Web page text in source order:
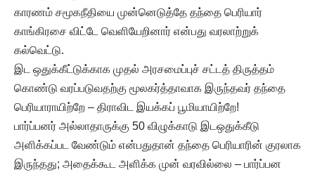
காரணம் சமூகநீதியை முன்னெடுத்தே தந்தை பெரியார்
காங்கிரசை விட்டே வெளியேறினார் என்பது வரலாற்றுக்
கல்வெட்டு.
இட ஒதுக்கீட்டுக்காக முதல் அரசமைப்புச் சட்டத் திருத்தம்
கொண்டு வரப்படுவதற்கு மூலகர்த்தாவாக இருந்தவர் தந்தை
பெரியாராயிற்றே – திராவிட இயக்கப் பூமியாயிற்றே!
பார்ப்பனர் அல்லாதாருக்கு 50 விழுக்காடு இடஒதுக்கீடு
அளிக்கப்பட வேண்டும் என்பதுதான் தந்தை பெரியாரின் குரலாக
இருந்தது; அதைக்கூட அளிக்க முன் வரவில்லை – பார்ப்பன